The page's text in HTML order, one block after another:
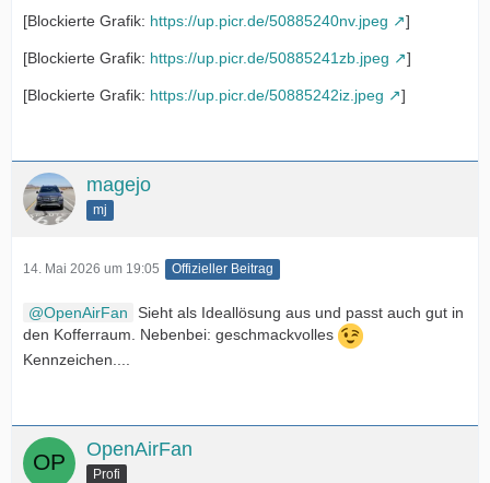
[Blockierte Grafik: https://up.picr.de/50885240nv.jpeg ]
[Blockierte Grafik: https://up.picr.de/50885241zb.jpeg ]
[Blockierte Grafik: https://up.picr.de/50885242iz.jpeg ]
magejo
mj
14. Mai 2026 um 19:05 Offizieller Beitrag
OpenAirFan
Sieht als Ideallösung aus und passt auch gut in
den Kofferraum. Nebenbei: geschmackvolles
Kennzeichen....
OpenAirFan
Profi